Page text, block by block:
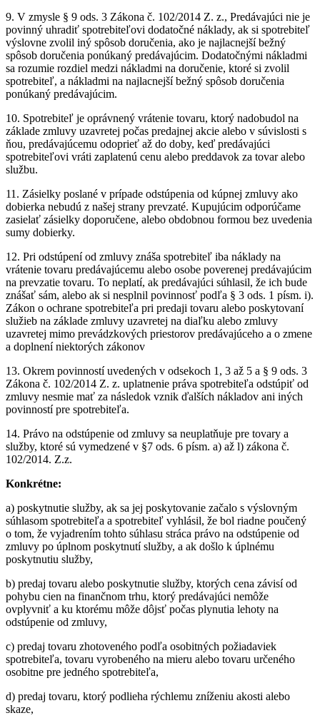
9. V zmysle § 9 ods. 3 Zákona č. 102/2014 Z. z., Predávajúci nie je
povinný uhradiť spotrebiteľovi dodatočné náklady, ak si spotrebiteľ
výslovne zvolil iný spôsob doručenia, ako je najlacnejší bežný
spôsob doručenia ponúkaný predávajúcim. Dodatočnými nákladmi
sa rozumie rozdiel medzi nákladmi na doručenie, ktoré si zvolil
spotrebiteľ, a nákladmi na najlacnejší bežný spôsob doručenia
ponúkaný predávajúcim.
10. Spotrebiteľ je oprávnený vrátenie tovaru, ktorý nadobudol na
základe zmluvy uzavretej počas predajnej akcie alebo v súvislosti s
ňou, predávajúcemu odoprieť až do doby, keď predávajúci
spotrebiteľovi vráti zaplatenú cenu alebo preddavok za tovar alebo
službu.
11. Zásielky poslané v prípade odstúpenia od kúpnej zmluvy ako
dobierka nebudú z našej strany prevzaté. Kupujúcim odporúčame
zasielať zásielky doporučene, alebo obdobnou formou bez uvedenia
sumy dobierky.
12. Pri odstúpení od zmluvy znáša spotrebiteľ iba náklady na
vrátenie tovaru predávajúcemu alebo osobe poverenej predávajúcim
na prevzatie tovaru. To neplatí, ak predávajúci súhlasil, že ich bude
znášať sám, alebo ak si nesplnil povinnosť podľa § 3 ods. 1 písm. i).
Zákon o ochrane spotrebiteľa pri predaji tovaru alebo poskytovaní
služieb na základe zmluvy uzavretej na diaľku alebo zmluvy
uzavretej mimo prevádzkových priestorov predávajúceho a o zmene
a doplnení niektorých zákonov
13. Okrem povinností uvedených v odsekoch 1, 3 až 5 a § 9 ods. 3
Zákona č. 102/2014 Z. z. uplatnenie práva spotrebiteľa odstúpiť od
zmluvy nesmie mať za následok vznik ďalších nákladov ani iných
povinností pre spotrebiteľa.
14. Právo na odstúpenie od zmluvy sa neuplatňuje pre tovary a
služby, ktoré sú vymedzené v §7 ods. 6 písm. a) až l) zákona č.
102/2014. Z.z.
Konkrétne:
a) poskytnutie služby, ak sa jej poskytovanie začalo s výslovným
súhlasom spotrebiteľa a spotrebiteľ vyhlásil, že bol riadne poučený
o tom, že vyjadrením tohto súhlasu stráca právo na odstúpenie od
zmluvy po úplnom poskytnutí služby, a ak došlo k úplnému
poskytnutiu služby,
b) predaj tovaru alebo poskytnutie služby, ktorých cena závisí od
pohybu cien na finančnom trhu, ktorý predávajúci nemôže
ovplyvniť a ku ktorému môže dôjsť počas plynutia lehoty na
odstúpenie od zmluvy,
c) predaj tovaru zhotoveného podľa osobitných požiadaviek
spotrebiteľa, tovaru vyrobeného na mieru alebo tovaru určeného
osobitne pre jedného spotrebiteľa,
d) predaj tovaru, ktorý podlieha rýchlemu zníženiu akosti alebo
skaze,